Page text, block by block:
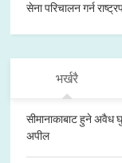
सेना परिचालन गर्न
भर्खरै
सीमानाकाबाट हुने अवैध
अपील